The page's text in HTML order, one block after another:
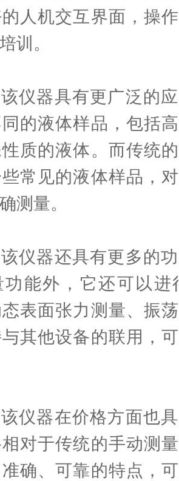
人机交互界面，操
训。
器具有更广泛的应
的液体样品，包括
质的液体。而传统
常见的液体样品，
测量。
器还具有更多的功
功能外，它还可以进
表面张力测量、振
其他设备的联用，
器在价格方面也具
对于传统的手动测
确、可靠的特点，